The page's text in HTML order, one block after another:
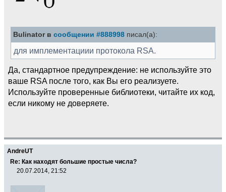
Bulinator в сообщении #888998 писал(а):
для имплементациии протокола RSA.
Да, стандартное предупреждение: не используйте это
ваше RSA после того, как Вы его реализуете.
Используйте проверенные библиотеки, читайте их код,
если никому не доверяете.
AndreUT
Re: Как находят большие простые числа?
20.07.2014, 21:52